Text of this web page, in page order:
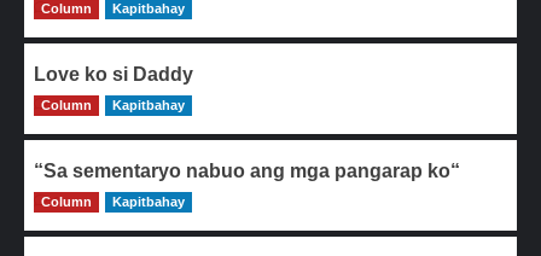
0
Column Kapitbahay
Love ko si Daddy
0
Column Kapitbahay
“Sa sementaryo nabuo ang mga pangarap ko“
0
Column Kapitbahay